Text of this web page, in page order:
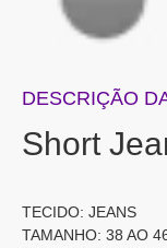
DESCRIÇÃO
Short
TECIDO: JEANS
TAMANHO: 38 AO